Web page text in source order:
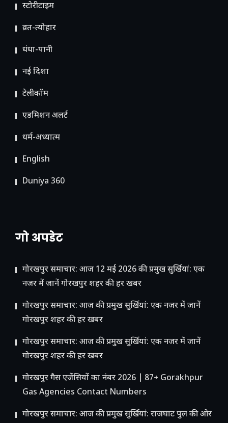
स्टोरीटाइम
व्रत-त्योहार
धंधा-पानी
नई दिशा
टेलीकॉम
ए​डमिशन अलर्ट
धर्म-अध्यात्म
English
Duniya 360
गो अपडेट
गोरखपुर समाचार: आज 12 मई 2026 की प्रमुख सुर्खियां: एक
नजर में जानें गोरखपुर शहर की हर खबर
गोरखपुर समाचार: आज की प्रमुख सुर्खियां: एक नजर में जानें
गोरखपुर शहर की हर खबर
गोरखपुर समाचार: आज की प्रमुख सुर्खियां: एक नजर में जानें
गोरखपुर शहर की हर खबर
गोरखपुर गैस एजेंसियों का नंबर 2026 | 87+ Gorakhpur
Gas Agencies Contact Numbers
गोरखपुर समाचार: आज की प्रमुख सुर्खियां: राजघाट पुल की ओर